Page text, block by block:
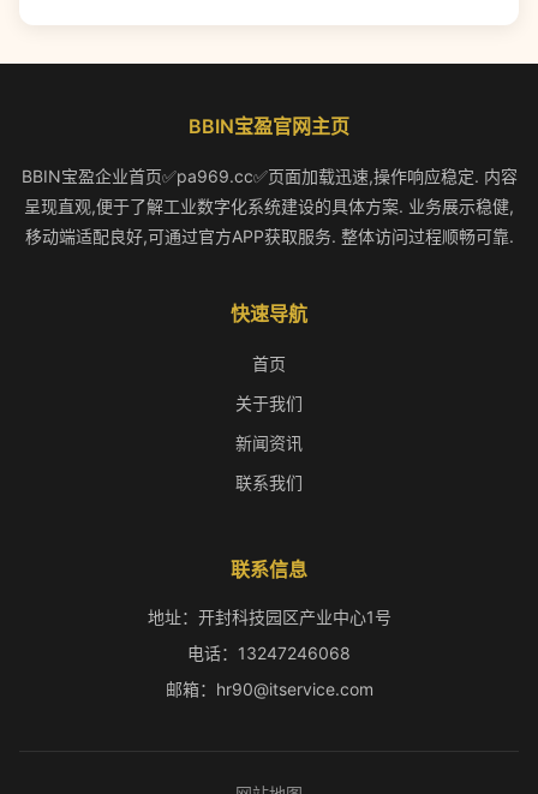
BBIN宝盈官网主页
BBIN宝盈企业首页✅pa969.cc✅页面加载迅速,操作响应稳定. 内容
呈现直观,便于了解工业数字化系统建设的具体方案. 业务展示稳健,
移动端适配良好,可通过官方APP获取服务. 整体访问过程顺畅可靠.
快速导航
首页
关于我们
新闻资讯
联系我们
联系信息
地址：开封科技园区产业中心1号
电话：13247246068
邮箱：hr90@itservice.com